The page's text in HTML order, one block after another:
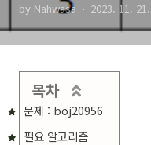
by Nahwasa 2023. 11. 21.
목차
문제 : boj20956
필요 알고리즘